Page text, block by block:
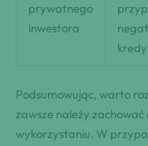
prywatnego
inwestora
Podsumowując, warto
zawsze należy
wykorzystaniu. W